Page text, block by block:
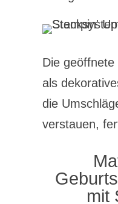
Die
als
die
verstauen,
mit